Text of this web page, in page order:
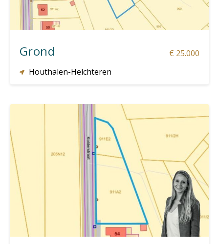
Grond
€ 25.000
Houthalen-Helchteren
1.743 m²